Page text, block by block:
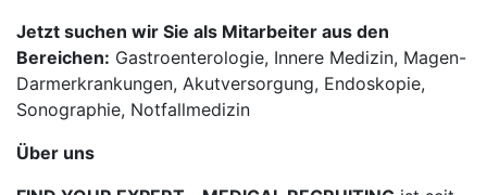
Jetzt suchen wir Sie als Mitarbeiter aus den
Bereichen: Gastroenterologie, Innere Medizin, Magen-
Darmerkrankungen, Akutversorgung, Endoskopie,
Sonographie, Notfallmedizin
Über uns